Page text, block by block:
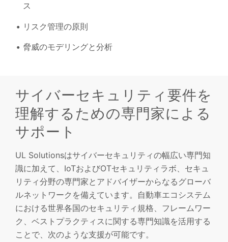
ス
リスク管理の原則
脅威のモデリングと分析
サイバーセキュリティ要件を
理解するための専門家による
サポート
UL Solutionsはサイバーセキュリティの幅広い専門知
識に加えて、IoTおよびOTセキュリティラボ、セキュ
リティ分野の専門家とアドバイザーからなるグローバ
ルネットワークを備えています。自動車エコシステム
における世界各国のセキュリティ規格、フレームワー
ク、ベストプラクティスに関する専門知識を活用する
ことで、次のような支援が可能です。